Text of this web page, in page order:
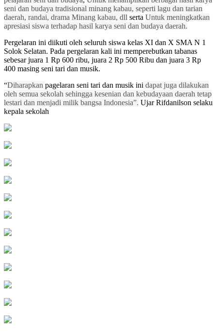
seni dan budaya tradisional minang kabau, seperti lagu dan tarian
daerah, randai, drama Minang kabau, dll serta Untuk meningkatkan
apresiasi siswa terhadap hasil karya seni dan budaya daerah.
Pergelaran ini diikuti oleh seluruh siswa kelas XI dan X SMA N 1
Solok Selatan. Pada pergelaran kali ini memperebutkan tabanas
sebesar juara 1 Rp 600 ribu, juara 2 Rp 500 Ribu dan juara 3 Rp
400 masing seni tari dan musik.
“Diharapkan pagelaran seni tari dan musik ini dapat juga dilakukan
oleh semua sekolah sehingga kesenian dan kebudayaan daerah tetap
lestari dan menjadi milik bangsa Indonesia”. Ujar Rifdanilson selaku
kepala sekolah